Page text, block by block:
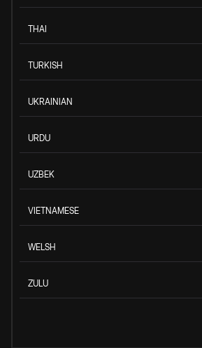
THAI
TURKISH
UKRAINIAN
URDU
UZBEK
VIETNAMESE
WELSH
ZULU